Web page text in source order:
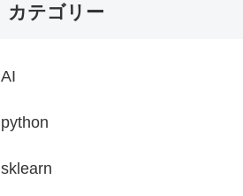
カテゴリー
AI
python
sklearn